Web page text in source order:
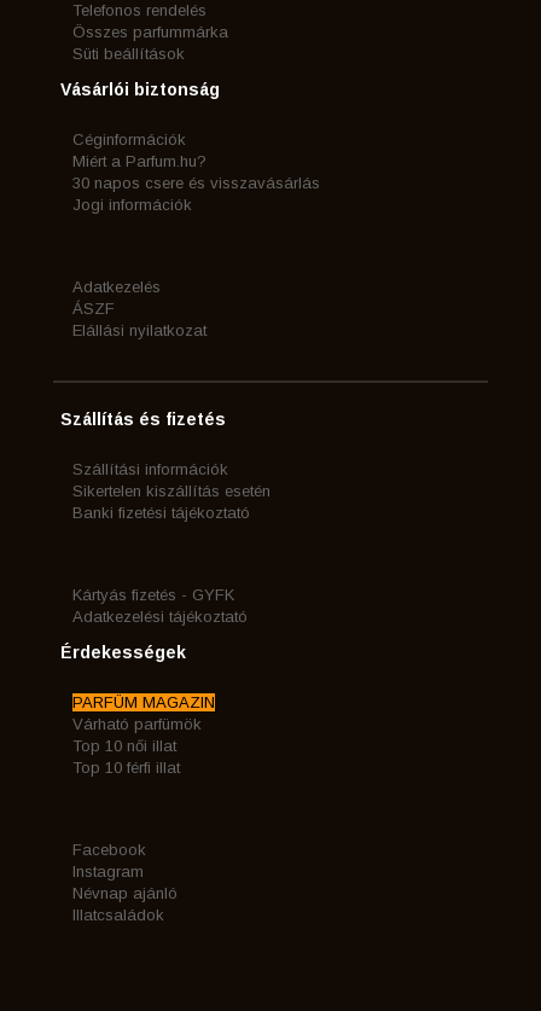
Telefonos rendelés
Összes parfummárka
Süti beállítások
Vásárlói biztonság
Céginformációk
Miért a Parfum.hu?
30 napos csere és visszavásárlás
Jogi információk
Adatkezelés
ÁSZF
Elállási nyilatkozat
Szállítás és fizetés
Szállítási információk
Sikertelen kiszállítás esetén
Banki fizetési tájékoztató
Kártyás fizetés - GYFK
Adatkezelési tájékoztató
Érdekességek
PARFÜM MAGAZIN
Várható parfümök
Top 10 női illat
Top 10 férfi illat
Facebook
Instagram
Névnap ajánló
Illatcsaládok